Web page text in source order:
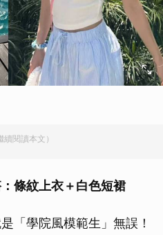
續閱讀本文）
條紋上衣＋白色短裙
「學院風模範生」無誤！